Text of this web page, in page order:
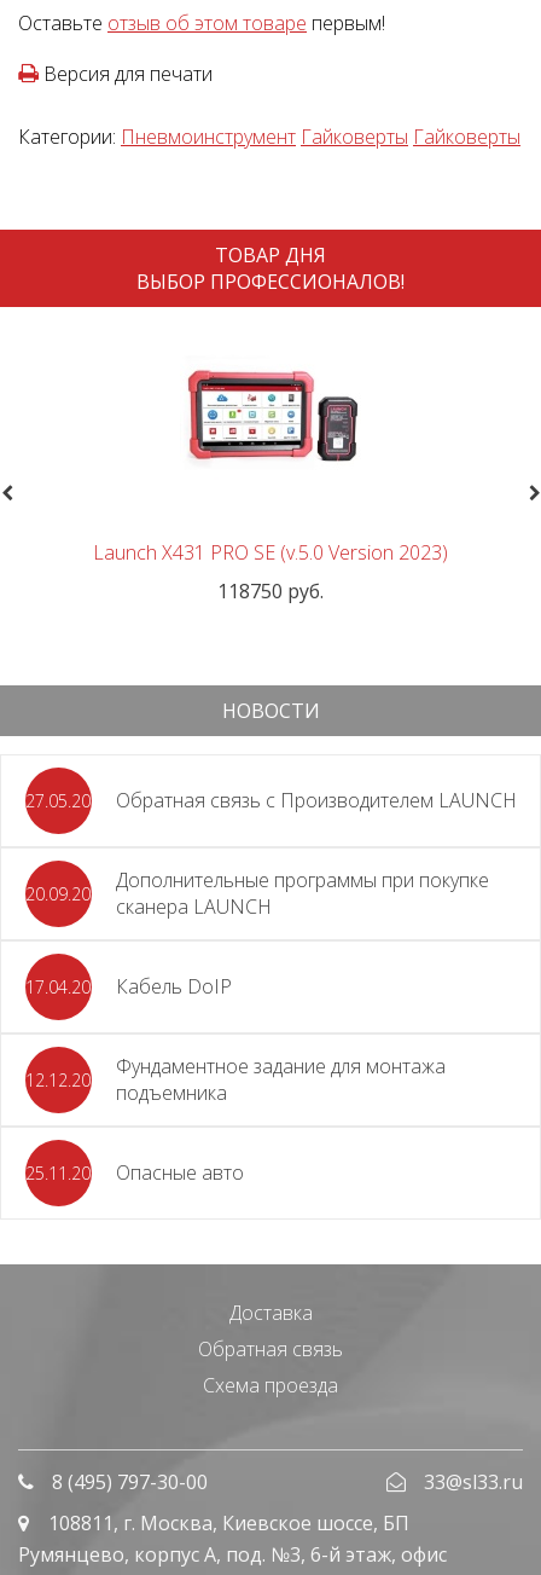
Оставьте отзыв об этом товаре первым!
Версия для печати
Категории: Пневмоинструмент Гайковерты Гайковерты
ТОВАР ДНЯ
ВЫБОР ПРОФЕССИОНАЛОВ!
Launch X431 PRO SE (v.5.0 Version 2023)
118750 руб.
НОВОСТИ
27.05.2026 Обратная связь с Производителем LAUNCH
20.09.2025
Дополнительные программы при покупке
сканера LAUNCH
17.04.2024 Кабель DoIP
12.12.2023
Фундаментное задание для монтажа
подъемника
25.11.2023 Опасные авто
Доставка
Обратная связь
Схема проезда
8 (495) 797-30-00
33@sl33.ru
108811, г. Москва, Киевское шоссе, БП
Румянцево, корпус А, под. №3, 6-й этаж, офис